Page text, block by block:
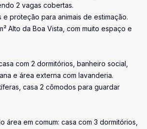
2 vagas cobertas.
e proteção para animais de estimação.
Alto da Boa Vista, com muito espaço e
com 2 dormitórios, banheiro social,
e área externa com lavanderia.
casa 2 cômodos para guardar
área em comum: casa com 3 dormitórios,